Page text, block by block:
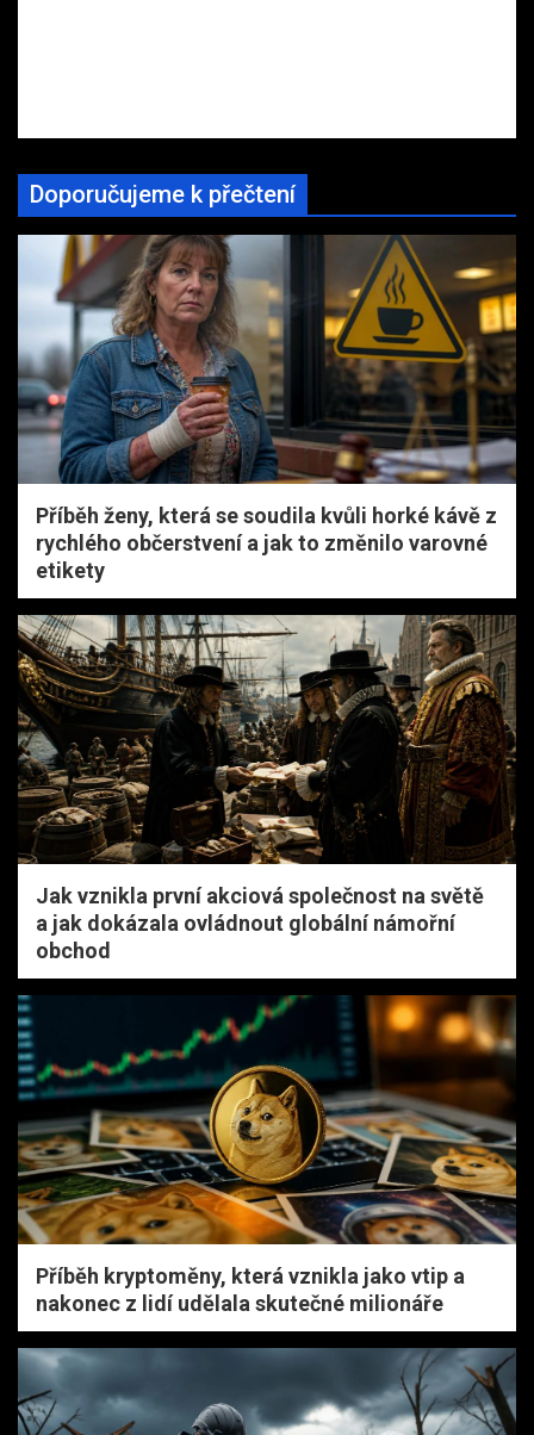
Doporučujeme k přečtení
Příběh ženy, která se soudila kvůli horké kávě z
rychlého občerstvení a jak to změnilo varovné
etikety
Jak vznikla první akciová společnost na světě
a jak dokázala ovládnout globální námořní
obchod
Příběh kryptoměny, která vznikla jako vtip a
nakonec z lidí udělala skutečné milionáře